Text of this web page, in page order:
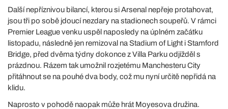
Další nepříznivou bilancí, kterou si Arsenal nepřeje protahovat,
jsou tři po sobě jdoucí nezdary na stadionech soupeřů. V rámci
Premier League venku uspěl naposledy na úplném začátku
listopadu, následně jen remizoval na Stadium of Light i Stamford
Bridge, před dvěma týdny dokonce z Villa Parku odjížděl s
prázdnou. Rázem tak umožnil rozjetému Manchesteru City
přitáhnout se na pouhé dva body, což mu nyní určitě nepřidá na
klidu.
Naprosto v pohodě naopak může hrát Moyesova družina.